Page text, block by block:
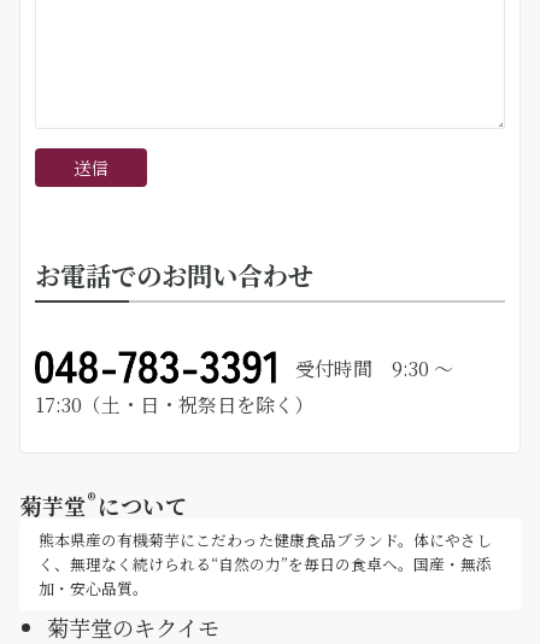
お電話でのお問い合わせ
受付時間 9:30 ～
17:30（土・日・祝祭日を除く）
菊芋堂® について
熊本県産の有機菊芋にこだわった健康食品ブランド。体にやさし
く、無理なく続けられる“自然の力”を毎日の食卓へ。国産・無添
加・安心品質。
菊芋堂のキクイモ